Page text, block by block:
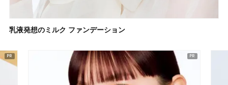
乳液発想のミルク ファンデーション